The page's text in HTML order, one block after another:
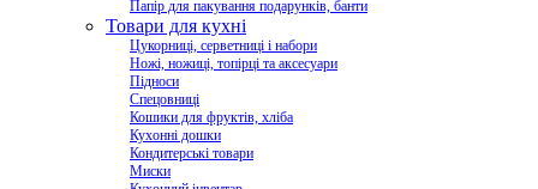
Папір для пакування подарунків, банти
Товари для кухні
Цукорниці, серветниці і набори
Ножі, ножиці, топірці та аксесуари
Підноси
Спецовниці
Кошики для фруктів, хліба
Кухонні дошки
Кондитерські товари
Миски